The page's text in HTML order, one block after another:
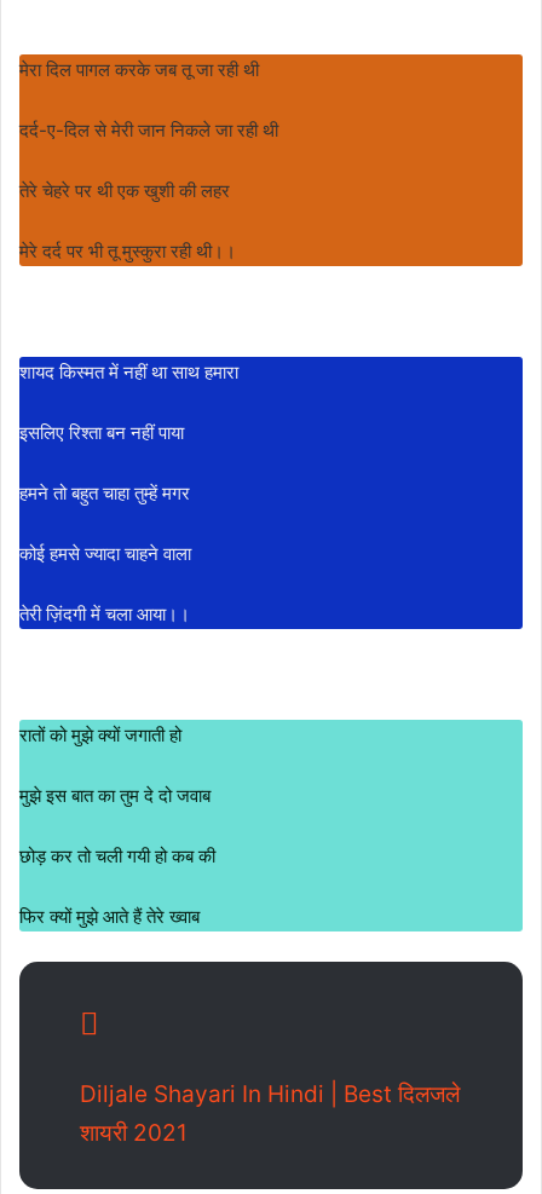
मेरा दिल पागल करके जब तू जा रही थी
दर्द-ए-दिल से मेरी जान निकले जा रही थी
तेरे चेहरे पर थी एक खुशी की लहर
मेरे दर्द पर भी तू मुस्कुरा रही थी।।
शायद किस्मत में नहीं था साथ हमारा
इसलिए रिश्ता बन नहीं पाया
हमने तो बहुत चाहा तुम्हें मगर
कोई हमसे ज्यादा चाहने वाला
तेरी ज़िंदगी में चला आया।।
रातों को मुझे क्यों जगाती हो
मुझे इस बात का तुम दे दो जवाब
छोड़ कर तो चली गयी हो कब की
फिर क्यों मुझे आते हैं तेरे ख्वाब
Diljale Shayari In Hindi | Best दिलजले
शायरी 2021